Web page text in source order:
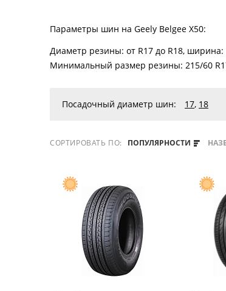
Параметры шин на Geely Belgee X50:
Диаметр резины: от R17 до R18,
Минимальный размер резины: 215/60
Посадочный диаметр шин: 17, 18
СОРТИРОВАТЬ ПО: ПОПУЛЯРНОСТИ